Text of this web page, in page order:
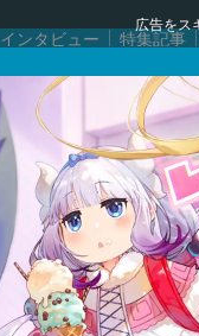
広告をス
インタビュー 特集記事